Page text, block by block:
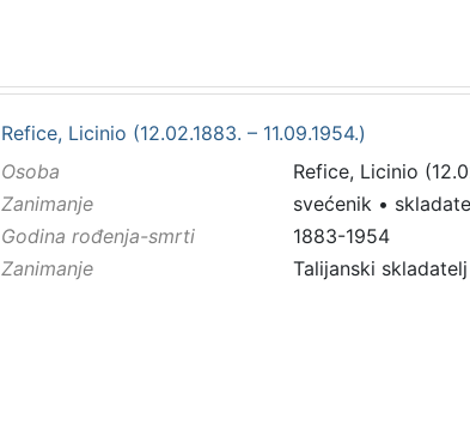
Refice, Licinio (12.02.1883. – 11.09.1954.)
Osoba
Refice, Licinio
Zanimanje
svećenik •
Godina rođenja-smrti
1883-1954
Zanimanje
Talijanski